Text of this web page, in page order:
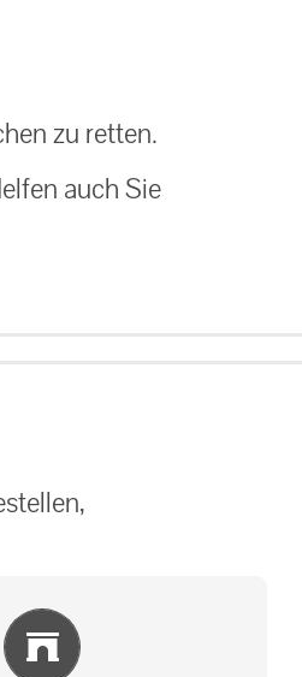
zu retten.
auch Sie
und Infos